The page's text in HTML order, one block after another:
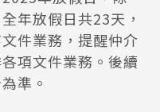
年放假日共23天，
件業務，提醒仲介
項文件業務。後續
準。